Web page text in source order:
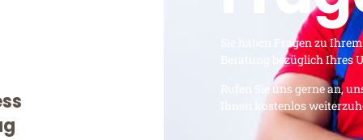
Sie haben Fragen zu
Beratung bezüglich Ihres
Rufen Sie uns gerne an,
Ihnen kostenlos